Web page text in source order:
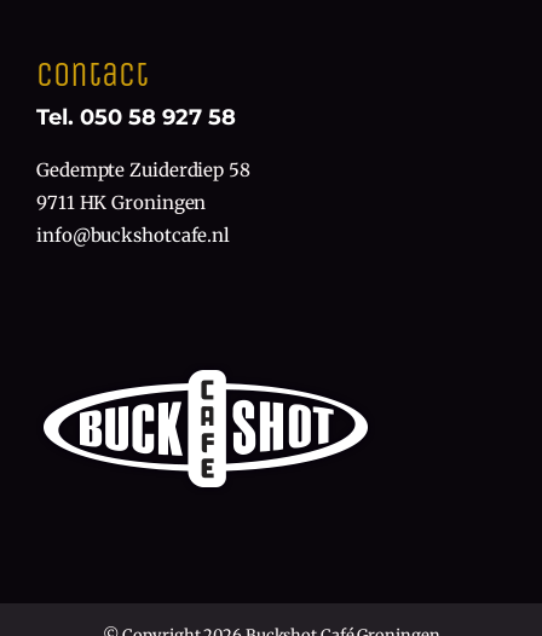
Contact
Tel. 050 58 927 58
Gedempte Zuiderdiep 58
9711 HK Groningen
info@buckshotcafe.nl